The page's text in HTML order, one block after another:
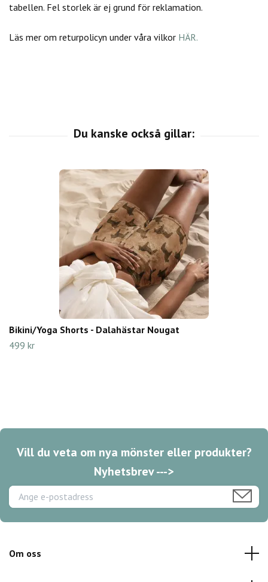
tabellen. Fel storlek är ej grund för reklamation.
Läs mer om returpolicyn under våra vilkor HÄR.
Bikini/Yoga Shorts - Dalahästar Nougat
499 kr
Vill du veta om nya mönster eller produkter?
Nyhetsbrev --->
Om oss